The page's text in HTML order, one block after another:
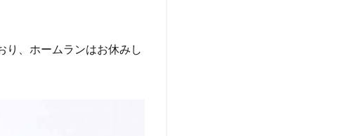
り、ホームランはお休みし